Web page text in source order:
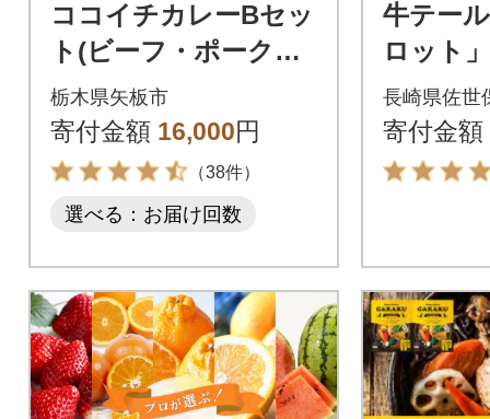
ココイチカレーBセッ
ト(ビーフ・ポーク各5
個セット)計10個
栃木県矢板市
寄付金額 16,000円
（38件）
選べる：お届け回数
牛テー
ロット
長崎県佐世
寄付金額